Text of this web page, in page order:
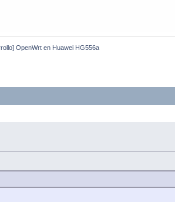
OpenWrt en Huawei HG556a